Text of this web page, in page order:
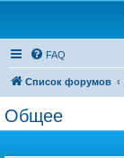
FAQ
Список форумов
Общее